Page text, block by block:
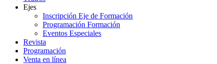
Ejes
Inscripción Eje de Formación
Programación Formación
Eventos Especiales
Revista
Programación
Venta en línea